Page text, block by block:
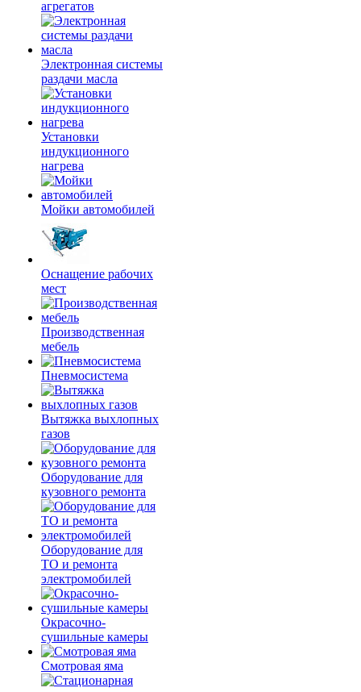
агрегатов
Электронная системы
раздачи масла
Установки
индукционного
нагрева
Мойки автомобилей
Оснащение рабочих
мест
Производственная
мебель
Пневмосистема
Вытяжка выхлопных
газов
Оборудование для
кузовного ремонта
Оборудование для
ТО и ремонта
электромобилей
Окрасочно-
сушильные камеры
Смотровая яма